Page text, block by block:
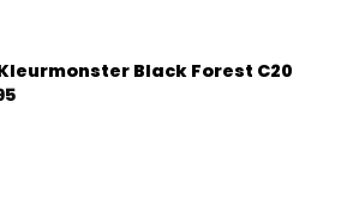
Black Forest C20